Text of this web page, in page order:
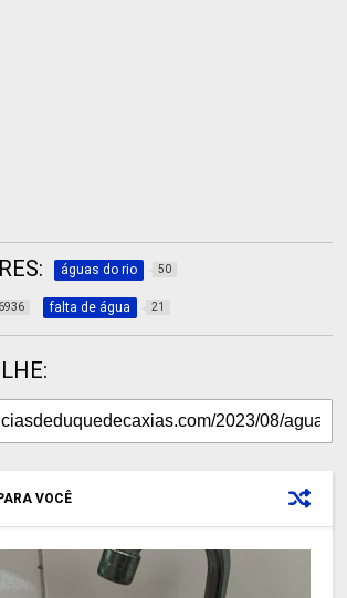
águas do rio 50
6936 falta de água 21
VOCÊ